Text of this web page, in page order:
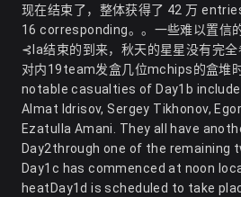
现在结束了，整体获得了 42 万
16 corresponding。。一些难以置信
⊰la结束的到来，秋天的星星没有完全
对内19team发盒几位mchips的盒堆
notable casualties of Day1b include
Almat Idrisov, Sergey Tikhonov,
Ezatulla Amani. They all have
Day2through one of the remaining
Day1c has commenced at noon
heatDay1d is scheduled to take